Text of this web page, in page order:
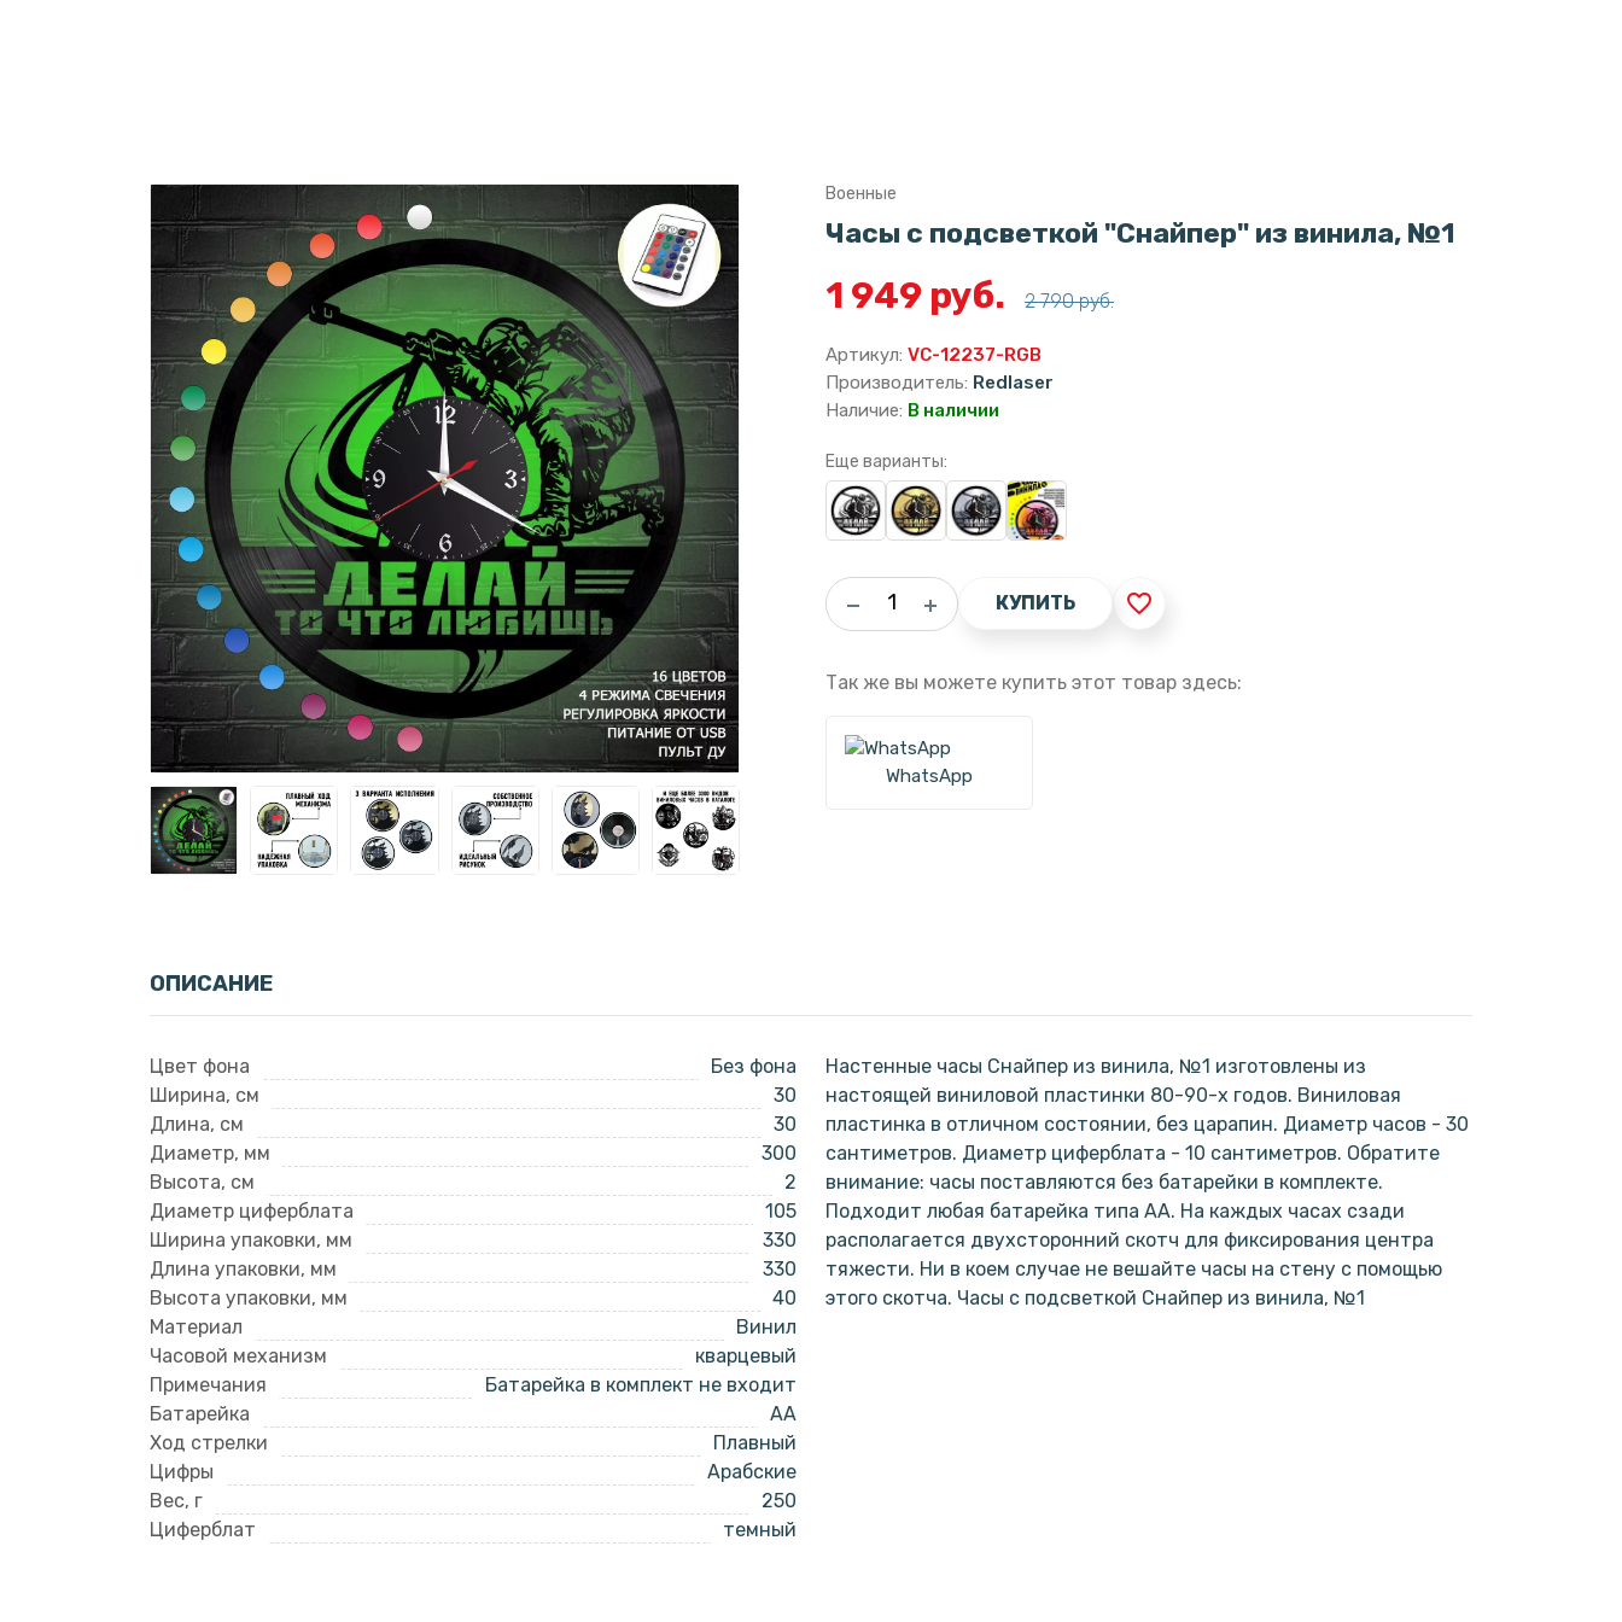
Военные
Часы с подсветкой "Снайпер" из винила, №1
1 949 руб. 2 790 руб.
Артикул: VC-12237-RGB
Производитель: Redlaser
Наличие: В наличии
Еще варианты:
КУПИТЬ favorite_border
Так же вы можете купить этот товар здесь:
WhatsApp
ОПИСАНИЕ
Цвет фона
Без фона
Ширина, см
30
Длина, см
30
Диаметр, мм
300
Высота, см
2
Диаметр циферблата
105
Ширина упаковки, мм
330
Длина упаковки, мм
330
Высота упаковки, мм
40
Материал
Винил
Часовой механизм
кварцевый
Примечания
Батарейка в комплект не входит
Батарейка
AA
Ход стрелки
Плавный
Цифры
Арабские
Вес, г
250
Циферблат
темный
Настенные часы Снайпер из винила, №1 изготовлены из
настоящей виниловой пластинки 80-90-х годов. Виниловая
пластинка в отличном состоянии, без царапин. Диаметр часов - 30
сантиметров. Диаметр циферблата - 10 сантиметров. Обратите
внимание: часы поставляются без батарейки в комплекте.
Подходит любая батарейка типа АА. На каждых часах сзади
располагается двухсторонний скотч для фиксирования центра
тяжести. Ни в коем случае не вешайте часы на стену с помощью
этого скотча. Часы с подсветкой Снайпер из винила, №1